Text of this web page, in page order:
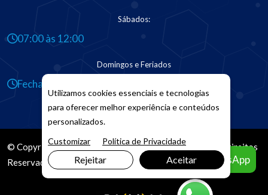
Sábados:
07:00 às 12:00
Domingos e Feriados
Fechado
© Copyright 2026. DIVIAMarketing Digital. Todos os Direitos
Reservados
Agendar pelo WhatsApp
Utilizamos cookies essenciais e tecnologias
para oferecer melhor experiência e conteúdos
personalizados.
Customizar
Política de Privacidade
Rejeitar Aceitar